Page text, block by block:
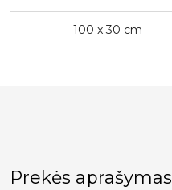
100 x 30 cm
Prekės aprašymas